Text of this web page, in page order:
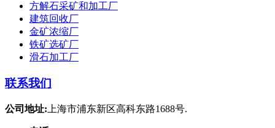
方解石采矿和加工厂
建筑回收厂
金矿浓缩厂
铁矿选矿厂
滑石加工厂
联系我们
公司地址: 上海市浦东新区高科东路1688号.